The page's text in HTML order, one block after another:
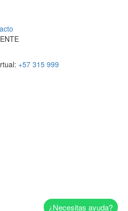
+57 315 999
¿Necesitas ayuda?